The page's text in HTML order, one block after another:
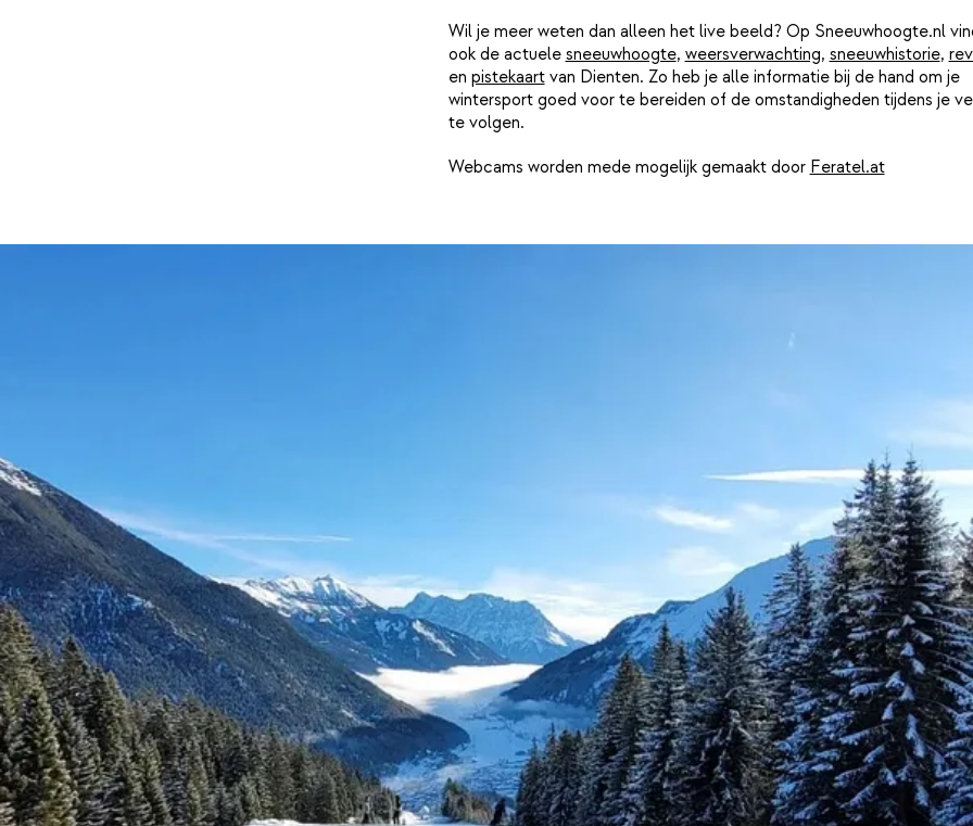
Wil je meer weten dan alleen het live beeld? Op Sneeuwhoogte.nl
ook de actuele sneeuwhoogte, weersverwachting, sneeuwhistorie,
en pistekaartvan Dienten. Zo heb je alle informatie bij de hand om je
wintersport goed voor te bereiden of de omstandigheden tijdens je
te volgen.
Webcams worden mede mogelijk gemaakt door Feratel.at